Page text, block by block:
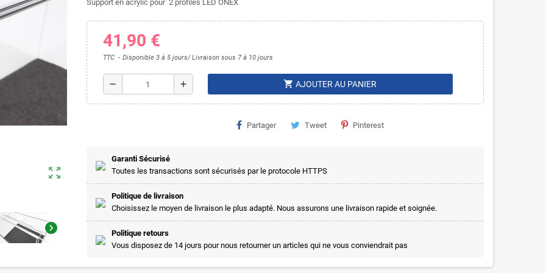
zoom_out_map
chevron_right
Support en acrylic pour 2 profiles LED ONEX
41,90 €
TTC Disponible 3 à 5 jours/ Livraison sous 7 à 10 jours
remove add shopping_cart AJOUTER AU PANIER
Partager Tweet Pinterest
Garanti Sécurisé
Toutes les transactions sont sécurisés par le protocole HTTPS
Politique de livraison
Choisissez le moyen de livraison le plus adapté. Nous assurons une livraison rapide et soignée.
Politique retours
Vous disposez de 14 jours pour nous retourner un articles qui ne vous conviendrait pas